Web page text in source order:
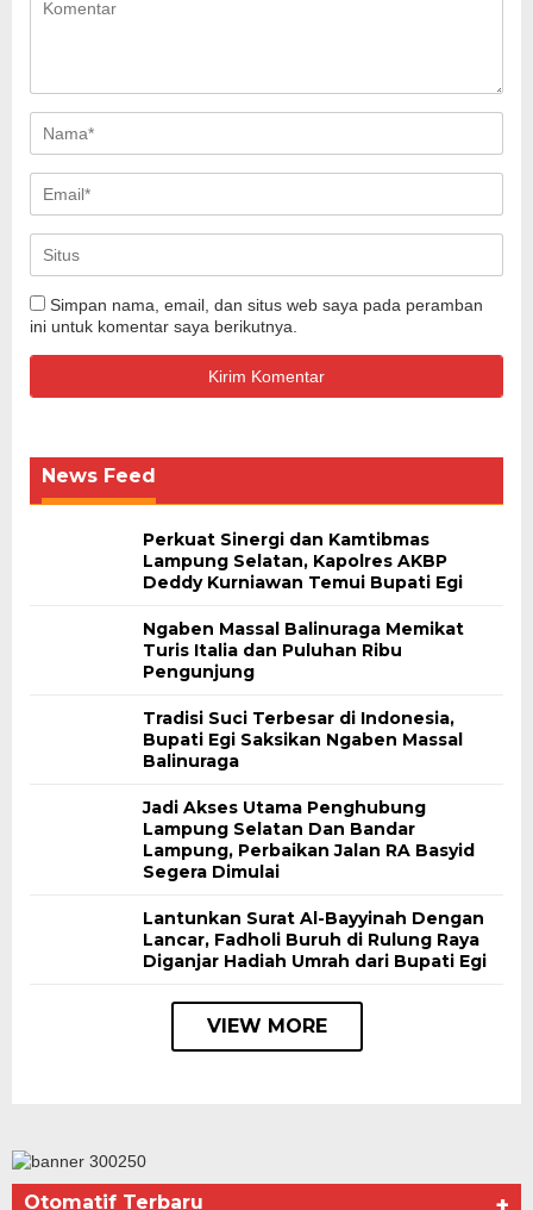
Simpan nama, email, dan situs web saya pada peramban
ini untuk komentar saya berikutnya.
News Feed
Perkuat Sinergi dan Kamtibmas
Lampung Selatan, Kapolres AKBP
Deddy Kurniawan Temui Bupati Egi
Ngaben Massal Balinuraga Memikat
Turis Italia dan Puluhan Ribu
Pengunjung
Tradisi Suci Terbesar di Indonesia,
Bupati Egi Saksikan Ngaben Massal
Balinuraga
Jadi Akses Utama Penghubung
Lampung Selatan Dan Bandar
Lampung, Perbaikan Jalan RA Basyid
Segera Dimulai
Lantunkan Surat Al-Bayyinah Dengan
Lancar, Fadholi Buruh di Rulung Raya
Diganjar Hadiah Umrah dari Bupati Egi
VIEW MORE
Otomatif Terbaru